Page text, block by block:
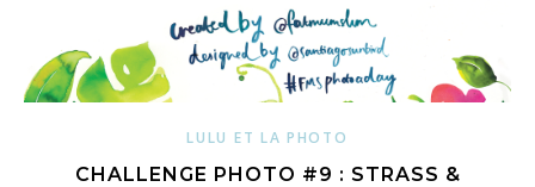
LULU ET LA PHOTO
CHALLENGE PHOTO #9 : STRASS &